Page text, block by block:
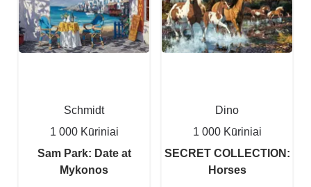
Schmidt
1 000 Kūriniai
Sam Park: Date at
Mykonos
Dino
1 000 Kūriniai
SECRET COLLECTION:
Horses